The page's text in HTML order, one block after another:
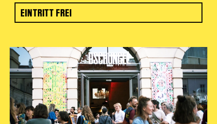
EINTRITT FREI